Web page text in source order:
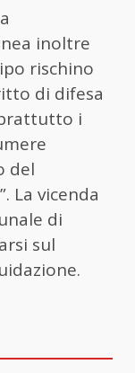
inoltre
rischino
di difesa
i
del
La vicenda
di
sul